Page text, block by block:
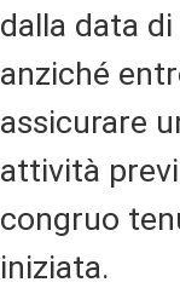
dalla data
anziché
assicurare
attività
congruo
iniziata.